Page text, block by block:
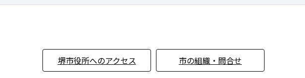
堺市役所へのアクセス 市の組織・問合せ